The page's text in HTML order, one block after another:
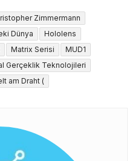
Zimmermann
Dünya
Hololens
Matrix Serisi
MUD1
Gerçeklik Teknolojileri
am Draht (